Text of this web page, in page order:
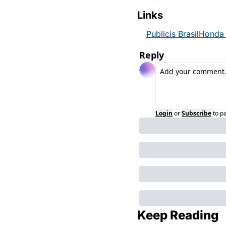
Links
Publicis Brasil
Reply
Login orSubscribeto
Keep Reading